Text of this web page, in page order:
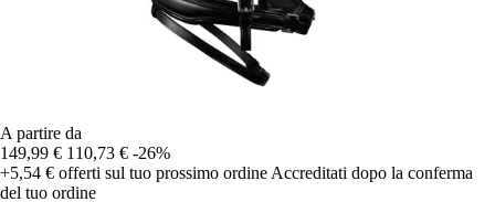
A partire da
149,99 € 110,73 € -26%
+5,54 € offerti sul tuo prossimo ordine Accreditati dopo la conferma
del tuo ordine